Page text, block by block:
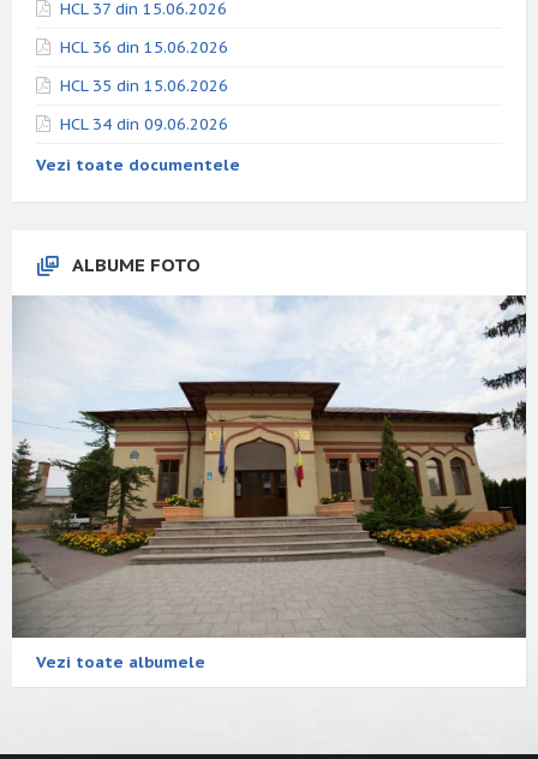
HCL 37 din 15.06.2026
HCL 36 din 15.06.2026
HCL 35 din 15.06.2026
HCL 34 din 09.06.2026
Vezi toate documentele
ALBUME FOTO
Vezi toate albumele